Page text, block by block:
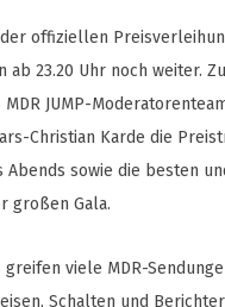
der offiziellen
ab 23.20 Uhr noch weiter.
JUMP-
Christian Karde die
Abends sowie die besten
großen Gala.
viele MDR-
Schalten und